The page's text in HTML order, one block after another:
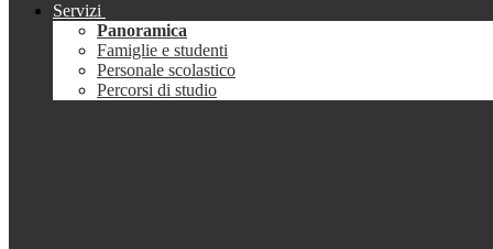
Servizi
Panoramica
Famiglie e studenti
Personale scolastico
Percorsi di studio